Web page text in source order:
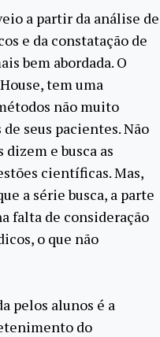
a partir da análise de
e da constatação de
bem abordada. O
tem uma
não muito
seus pacientes. Não
e busca as
científicas. Mas,
a série busca, a parte
falta de consideração
o que não
pelos alunos é a
do